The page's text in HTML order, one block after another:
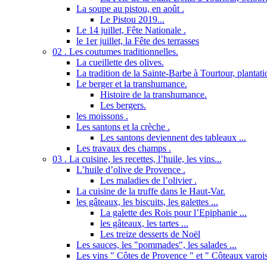
La soupe au pistou, en août .
Le Pistou 2019...
Le 14 juillet, Fête Nationale .
le 1er juillet, la Fête des terrasses
02 . Les coutumes traditionnelles.
La cueillette des olives.
La tradition de la Sainte-Barbe à Tourtour,
Le berger et la transhumance.
Histoire de la transhumance.
Les bergers.
les moissons .
Les santons et la crèche .
Les santons deviennent des tableaux ...
Les travaux des champs .
03 . La cuisine, les recettes, l’huile, les vins...
L’huile d’olive de Provence .
Les maladies de l’olivier .
La cuisine de la truffe dans le Haut-Var.
les gâteaux, les biscuits, les galettes ...
La galette des Rois pour l’Epiphanie ...
les gâteaux, les tartes ...
Les treize desserts de Noël
Les sauces, les "pommades", les salades ...
Les vins " Côtes de Provence " et " Côteaux